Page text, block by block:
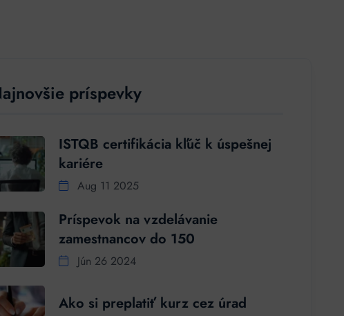
príspevky
ISTQB certifikácia kľúč k úspešnej
kariére
Aug 11 2025
Príspevok na vzdelávanie
zamestnancov do 150
Jún 26 2024
Ako si preplatiť kurz cez úrad